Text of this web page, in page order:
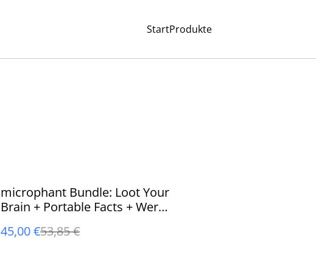
StartProdukte
%
microphant Bundle: Loot Your
Brain + Portable Facts + Wer
45,00 €53,85 €